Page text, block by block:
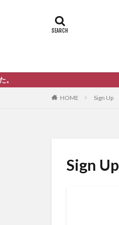
HOME Sign Up
Sign Up